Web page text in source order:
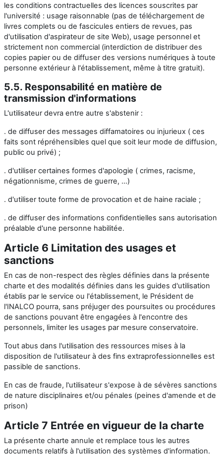
les conditions contractuelles des licences souscrites par
l'université : usage raisonnable (pas de téléchargement de
livres complets ou de fascicules entiers de revues, pas
d'utilisation d'aspirateur de site Web), usage personnel et
strictement non commercial (interdiction de distribuer des
copies papier ou de diffuser des versions numériques à toute
personne extérieur à l'établissement, même à titre gratuit).
5.5. Responsabilité en matière de
transmission d'informations
L'utilisateur devra entre autre s'abstenir :
. de diffuser des messages diffamatoires ou injurieux ( ces
faits sont répréhensibles quel que soit leur mode de diffusion,
public ou privé) ;
. d'utiliser certaines formes d'apologie ( crimes, racisme,
négationnisme, crimes de guerre, ...)
. d'utiliser toute forme de provocation et de haine raciale ;
. de diffuser des informations confidentielles sans autorisation
préalable d'une personne habilitée.
Article 6 Limitation des usages et
sanctions
En cas de non-respect des règles définies dans la présente
charte et des modalités définies dans les guides d'utilisation
établis par le service ou l'établissement, le Président de
l'INALCO pourra, sans préjuger des poursuites ou procédures
de sanctions pouvant être engagées à l'encontre des
personnels, limiter les usages par mesure conservatoire.
Tout abus dans l'utilisation des ressources mises à la
disposition de l'utilisateur à des fins extraprofessionnelles est
passible de sanctions.
En cas de fraude, l'utilisateur s'expose à de sévères sanctions
de nature disciplinaires et/ou pénales (peines d'amende et de
prison)
Article 7 Entrée en vigueur de la charte
La présente charte annule et remplace tous les autres
documents relatifs à l'utilisation des systèmes d'information.